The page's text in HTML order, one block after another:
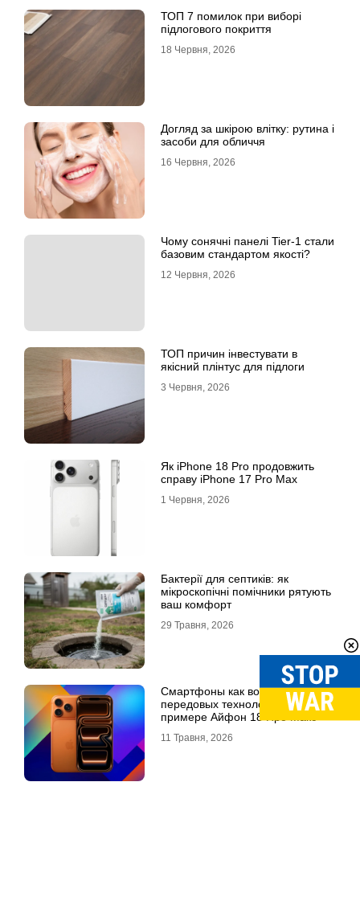
ТОП 7 помилок при виборі
підлогового покриття
18 Червня, 2026
Догляд за шкірою влітку: рутина і
засоби для обличчя
16 Червня, 2026
Чому сонячні панелі Tier-1 стали
базовим стандартом якості?
12 Червня, 2026
ТОП причин інвестувати в
якісний плінтус для підлоги
3 Червня, 2026
Як iPhone 18 Pro продовжить
справу iPhone 17 Pro Max
1 Червня, 2026
Бактерії для септиків: як
мікроскопічні помічники рятують
ваш комфорт
29 Травня, 2026
Смартфоны как воплощение
передовых технологий: на
примере Айфон 18 Про Макс
11 Травня, 2026